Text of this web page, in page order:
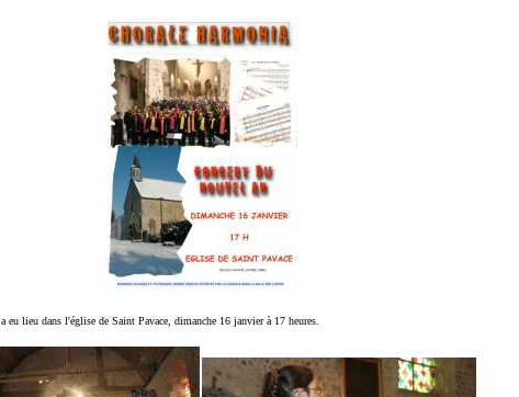
a eu lieu dans l'église de Saint Pavace, dimanche 16 janvier à 17 heures.